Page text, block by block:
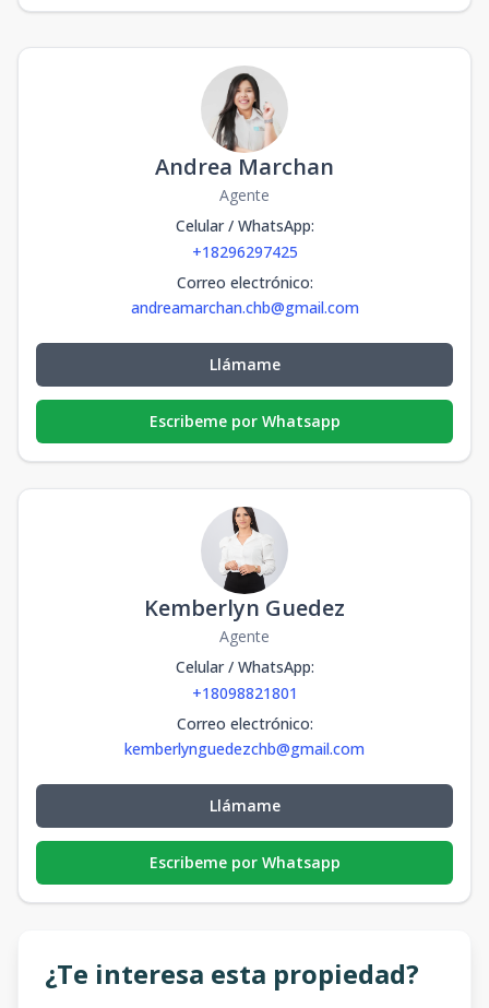
Andrea Marchan
Agente
Celular / WhatsApp:
+18296297425
Correo electrónico:
andreamarchan.chb@gmail.com
Llámame
Escribeme por Whatsapp
Kemberlyn Guedez
Agente
Celular / WhatsApp:
+18098821801
Correo electrónico:
kemberlynguedezchb@gmail.com
Llámame
Escribeme por Whatsapp
¿Te interesa esta propiedad?